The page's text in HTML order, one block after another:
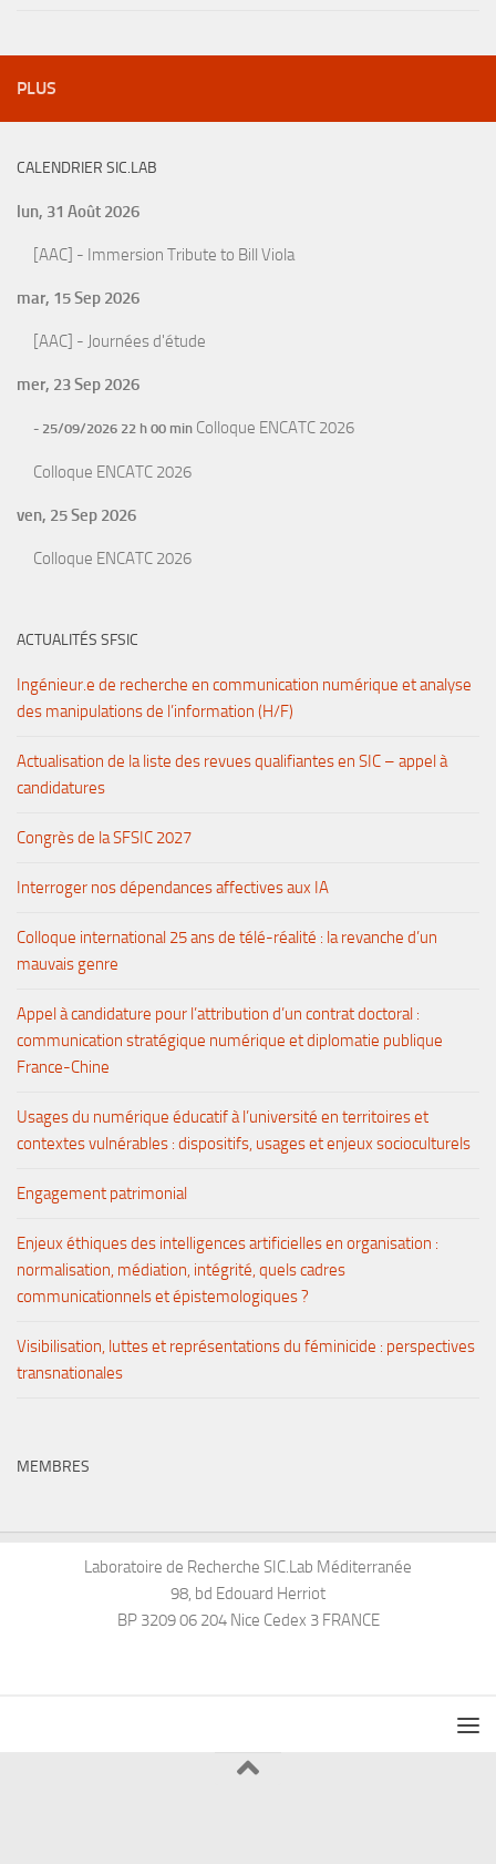
PLUS
CALENDRIER SIC.LAB
lun, 31 Août 2026
[AAC] - Immersion Tribute to Bill Viola
mar, 15 Sep 2026
[AAC] - Journées d'étude
mer, 23 Sep 2026
- 25/09/2026 22 h 00 min Colloque ENCATC 2026
Colloque ENCATC 2026
ven, 25 Sep 2026
Colloque ENCATC 2026
ACTUALITÉS SFSIC
Ingénieur.e de recherche en communication numérique et analyse
des manipulations de l’information (H/F)
Actualisation de la liste des revues qualifiantes en SIC – appel à
candidatures
Congrès de la SFSIC 2027
Interroger nos dépendances affectives aux IA
Colloque international 25 ans de télé-réalité : la revanche d’un
mauvais genre
Appel à candidature pour l’attribution d’un contrat doctoral :
communication stratégique numérique et diplomatie publique
France-Chine
Usages du numérique éducatif à l’université en territoires et
contextes vulnérables : dispositifs, usages et enjeux socioculturels
Engagement patrimonial
Enjeux éthiques des intelligences artificielles en organisation :
normalisation, médiation, intégrité, quels cadres
communicationnels et épistemologiques ?
Visibilisation, luttes et représentations du féminicide : perspectives
transnationales
MEMBRES
Laboratoire de Recherche SIC.Lab Méditerranée
98, bd Edouard Herriot
BP 3209 06 204 Nice Cedex 3 FRANCE